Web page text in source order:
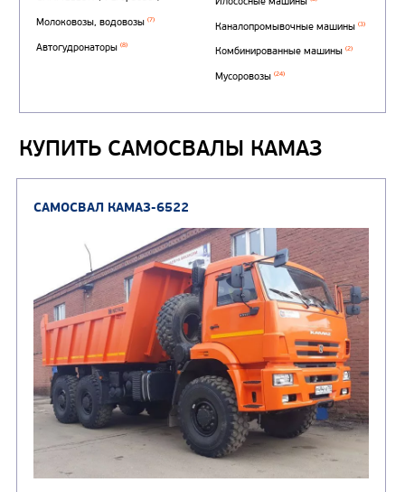
ГРУЗОВЫЕ АВТОМОБИЛИ
Бортовые автомобили
Седельные тягачи(8)
Автофургоны(2)
Шасси(12)
АВТОБУСЫ
Вахтовые автобусы
АВТОЦИСТЕРНЫ
Автотопливозаправщики
аэродромные(1)
Автоцистерны для
Нефтепромысловые
Автокраны(3)
Крано-
установки (КМУ)
КОММУНАЛЬНАЯ
ТЕХНИКА
Комбинированные
машины(18)
Вакуумные машины
КУПИТЬ САМОСВАЛЫ КАМАЗ